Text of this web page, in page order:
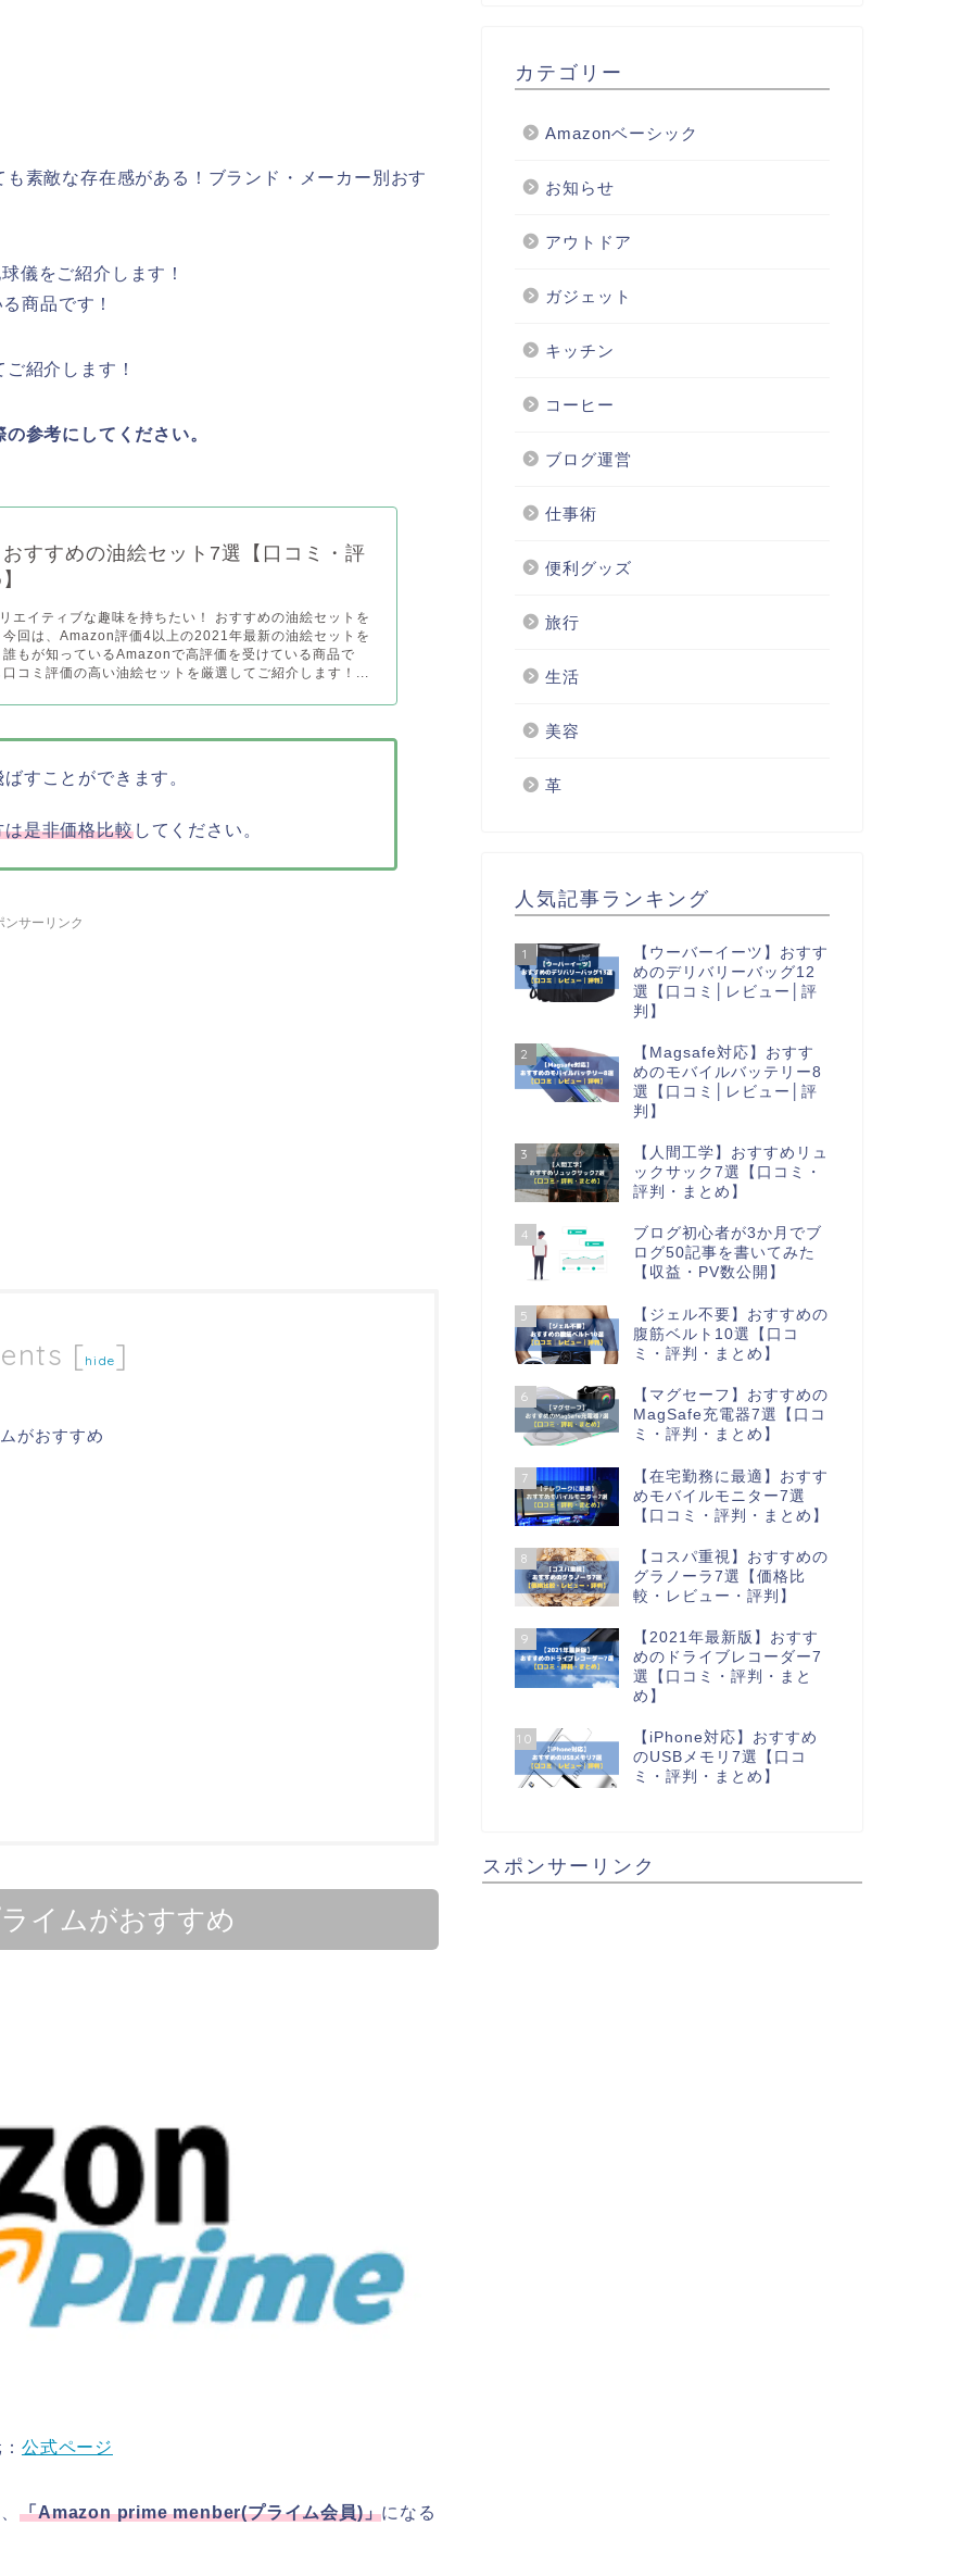
素敵な存在感がある！ブランド・メーカー別おす
儀をご紹介します！
商品です！
紹介します！
参考にしてください。
すすめの油絵セット7選【口コミ・評
エイティブな趣味を持ちたい！ おすすめの油絵セットを
回は、Amazon評価4以上の2021年最新の油絵セットを
もが知っているAmazonで高評価を受けている商品で
コミ評価の高い油絵セットを厳選してご紹介します！...
すことができます。
是非価格比較してください。
ンサーリンク
[ hide]
がおすすめ
イムがおすすめ
公式ページ
「Amazon prime menber(プライム会員)」になる
カテゴリー
Amazonベーシック
お知らせ
アウトドア
ガジェット
キッチン
コーヒー
ブログ運営
仕事術
便利グッズ
旅行
生活
美容
革
人気記事ランキング
1
【ウーバーイーツ】おすす
めのデリバリーバッグ12
選【口コミ│レビュー│評
判】
2
【Magsafe対応】おすす
めのモバイルバッテリー8
選【口コミ│レビュー│評
判】
3
【人間工学】おすすめリュ
ックサック7選【口コミ・
評判・まとめ】
4
ブログ初心者が3か月でブ
ログ50記事を書いてみた
【収益・PV数公開】
5
【ジェル不要】おすすめの
腹筋ベルト10選【口コ
ミ・評判・まとめ】
6
【マグセーフ】おすすめの
MagSafe充電器7選【口コ
ミ・評判・まとめ】
7
【在宅勤務に最適】おすす
めモバイルモニター7選
【口コミ・評判・まとめ】
8
【コスパ重視】おすすめの
グラノーラ7選【価格比
較・レビュー・評判】
9
【2021年最新版】おすす
めのドライブレコーダー7
選【口コミ・評判・まと
め】
10
【iPhone対応】おすすめ
のUSBメモリ7選【口コ
ミ・評判・まとめ】
スポンサーリンク